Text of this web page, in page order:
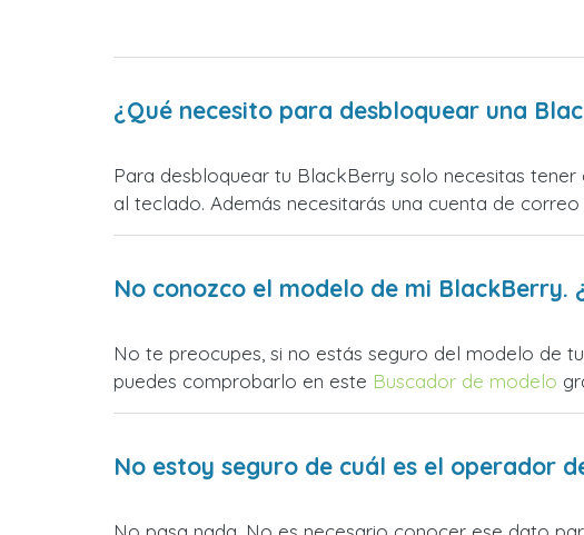
¿Qué necesito para desbloquear una
Para desbloquear tu BlackBerry solo necesitas
al teclado. Además necesitarás una cuenta de
No conozco el modelo de mi BlackBerry.
No te preocupes, si no estás seguro del modelo de
puedes comprobarlo en este Buscador de modelo
No estoy seguro de cuál es el operador